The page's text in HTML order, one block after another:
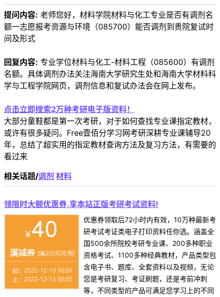
提问内容: 老师您好，材料学院材料与化工专业是否有调剂名
额一志愿报考资源与环境（085700）能否调剂到贵院复试时
间及形式
回复内容: 专业学位材料与化工-材料工程（085600）有调剂
名额。具体调剂办法关注海南大学研究生处和海南大学材料科
学与工程学院网页，调剂信息和复试办法会在网上发布。
点击立即搜索2万种考研电子版资料！
大部分童鞋都是第一次考研，对于如何查找专业课指定教材，
或许有很多疑问。Free壹佰分学习网考研深耕专业课辅导20
年，总结了超实用的指定教材查询方法及复习方法，有需要的
看过来
相关话题/调剂 材料
领限时大额优惠券,享本站正版考研考试资料!
优惠券领取后72小时内有效，10万种最新考
研考试考证类电子打印资料任你选。涵盖全
国500余所院校考研专业课、200多种职业
资格考试、1100多种经典教材，产品类型包
含电子书、题库、全套资料以及视频，无论
您是考研复习、考证刷题，还是考前冲刺
等，不同类型的产品可满足您学习上的不同